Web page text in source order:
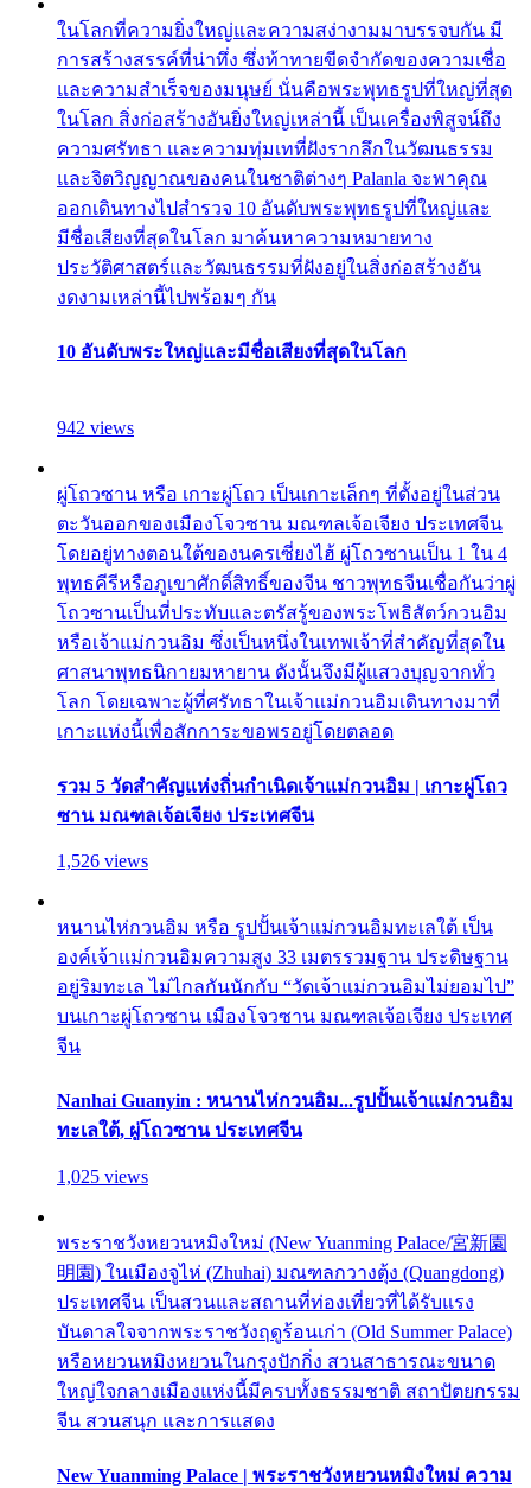
ในโลกที่ความยิ่งใหญ่และความสง่างามมาบรรจบกัน มี
การสร้างสรรค์ที่น่าทึ่ง ซึ่งท้าทายขีดจำกัดของความเชื่อ
และความสำเร็จของมนุษย์ นั่นคือพระพุทธรูปที่ใหญ่ที่สุด
ในโลก สิ่งก่อสร้างอันยิ่งใหญ่เหล่านี้ เป็นเครื่องพิสูจน์ถึง
ความศรัทธา และความทุ่มเทที่ฝังรากลึกในวัฒนธรรม
และจิตวิญญาณของคนในชาติต่างๆ Palanla จะพาคุณ
ออกเดินทางไปสำรวจ 10 อันดับพระพุทธรูปที่ใหญ่และ
มีชื่อเสียงที่สุดในโลก มาค้นหาความหมายทาง
ประวัติศาสตร์และวัฒนธรรมที่ฝังอยู่ในสิ่งก่อสร้างอัน
งดงามเหล่านี้ไปพร้อมๆ กัน
10 อันดับพระใหญ่และมีชื่อเสียงที่สุดในโลก
942 views
ผู่โถวซาน หรือ เกาะผู่โถว เป็นเกาะเล็กๆ ที่ตั้งอยู่ในส่วน
ตะวันออกของเมืองโจวซาน มณฑลเจ้อเจียง ประเทศจีน
โดยอยู่ทางตอนใต้ของนครเซี่ยงไฮ้ ผู่โถวซานเป็น 1 ใน 4
พุทธคีรีหรือภูเขาศักดิ์สิทธิ์ของจีน ชาวพุทธจีนเชื่อกันว่าผู่
โถวซานเป็นที่ประทับและตรัสรู้ของพระโพธิสัตว์กวนอิม
หรือเจ้าแม่กวนอิม ซึ่งเป็นหนึ่งในเทพเจ้าที่สำคัญที่สุดใน
ศาสนาพุทธนิกายมหายาน ดังนั้นจึงมีผู้แสวงบุญจากทั่ว
โลก โดยเฉพาะผู้ที่ศรัทธาในเจ้าแม่กวนอิมเดินทางมาที่
เกาะแห่งนี้เพื่อสักการะขอพรอยู่โดยตลอด
รวม 5 วัดสำคัญแห่งถิ่นกำเนิดเจ้าแม่กวนอิม | เกาะผู่โถว
ซาน มณฑลเจ้อเจียง ประเทศจีน
1,526 views
หนานไห่กวนอิม หรือ รูปปั้นเจ้าแม่กวนอิมทะเลใต้ เป็น
องค์เจ้าแม่กวนอิมความสูง 33 เมตรรวมฐาน ประดิษฐาน
อยู่ริมทะเล ไม่ไกลกันนักกับ “วัดเจ้าแม่กวนอิมไม่ยอมไป”
บนเกาะผู่โถวซาน เมืองโจวซาน มณฑลเจ้อเจียง ประเทศ
จีน
Nanhai Guanyin : หนานไห่กวนอิม...รูปปั้นเจ้าแม่กวนอิม
ทะเลใต้, ผู่โถวซาน ประเทศจีน
1,025 views
พระราชวังหยวนหมิงใหม่ (New Yuanming Palace/宮新園
明園) ในเมืองจูไห่ (Zhuhai) มณฑลกวางตุ้ง (Quangdong)
ประเทศจีน เป็นสวนและสถานที่ท่องเที่ยวที่ได้รับแรง
บันดาลใจจากพระราชวังฤดูร้อนเก่า (Old Summer Palace)
หรือหยวนหมิงหยวนในกรุงปักกิ่ง สวนสาธารณะขนาด
ใหญ่ใจกลางเมืองแห่งนี้มีครบทั้งธรรมชาติ สถาปัตยกรรม
จีน สวนสนุก และการแสดง
New Yuanming Palace | พระราชวังหยวนหมิงใหม่ ความ